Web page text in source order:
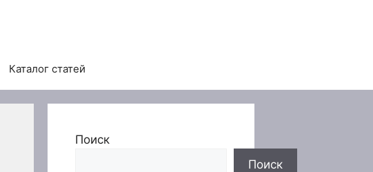
Каталог статей
Поиск
Поиск